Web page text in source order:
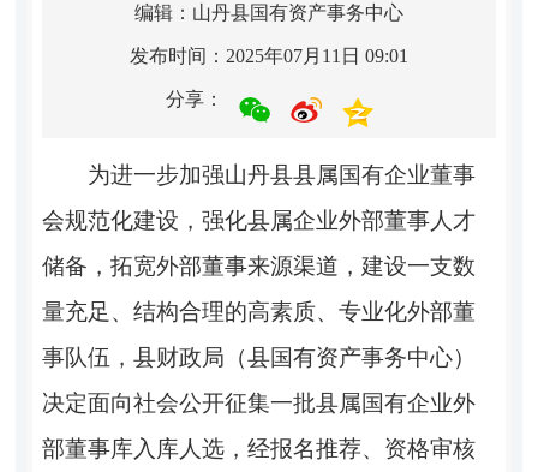
编辑：山丹县国有资产事务中心
发布时间：2025年07月11日 09:01
分享：
为进一步加强山丹县县属国有企业董事
会规范化建设，强化县属企业外部董事人才
储备，拓宽外部董事来源渠道，建设一支数
量充足、结构合理的高素质、专业化外部董
事队伍， 县财政局（县国有资产事务中心）
决定面向社会公开征集一批县属国有企业外
部董事库入库人选，经报名推荐、资格审核